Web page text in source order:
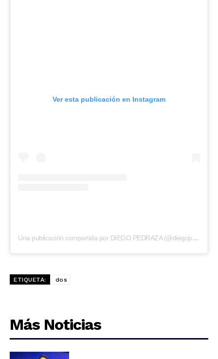
Ver esta publicación en Instagram
Una publicación compartida por DIEGO PEDRAZA (@diegopedraza2001)
ETIQUETA: dos
Más Noticias